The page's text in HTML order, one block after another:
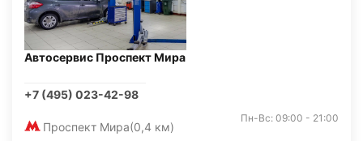
Автосервис Проспект Мира
+7 (495) 023-42-98
Проспект Мира(0,4 км)
Пн-Вс: 09:00 - 21:00